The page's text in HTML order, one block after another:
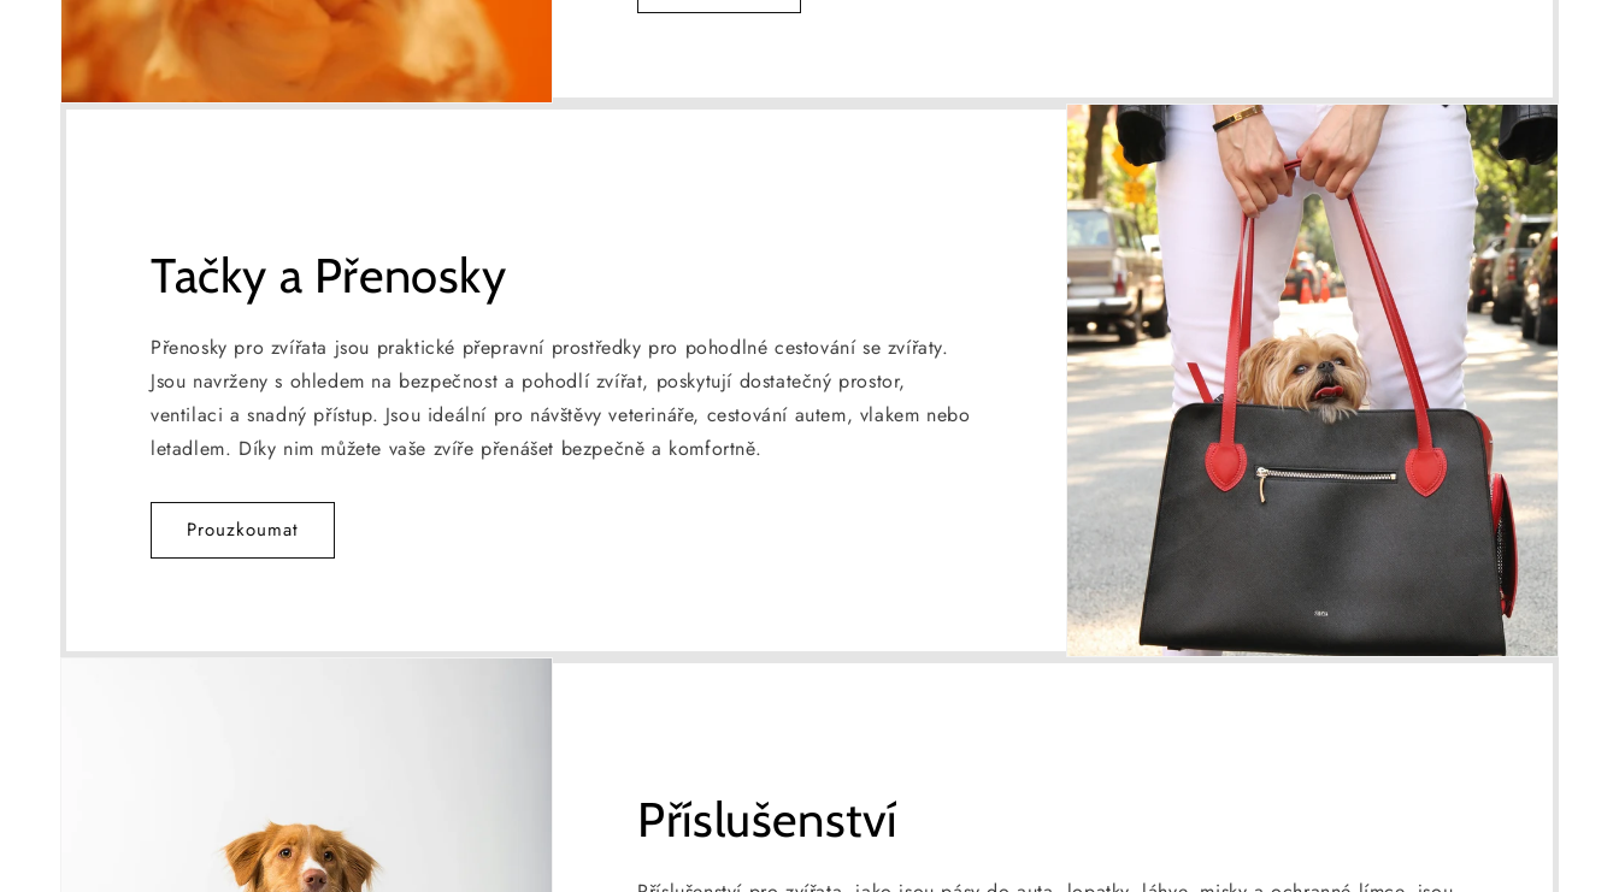
Tačky a Přenosky
Přenosky pro zvířata jsou praktické přepravní prostředky pro pohodlné cestování se zvířaty.
Jsou navrženy s ohledem na bezpečnost a pohodlí zvířat, poskytují dostatečný prostor,
ventilaci a snadný přístup. Jsou ideální pro návštěvy veterináře, cestování autem, vlakem nebo
letadlem. Díky nim můžete vaše zvíře přenášet bezpečně a komfortně.
Prouzkoumat
Příslušenství